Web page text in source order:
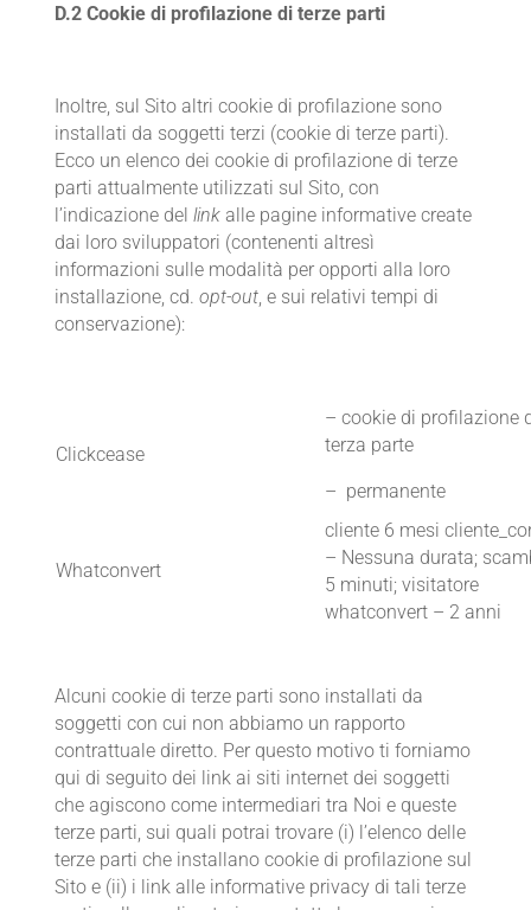
D.2 Cookie di profilazione di terze parti
Inoltre, sul Sito altri cookie di profilazione sono
installati da soggetti terzi (cookie di terze parti).
Ecco un elenco dei cookie di profilazione di terze
parti attualmente utilizzati sul Sito, con
l’indicazione del linkalle pagine informative create
dai loro sviluppatori (contenenti altresì
informazioni sulle modalità per opporti alla loro
installazione, cd. opt-out, e sui relativi tempi di
conservazione):
Clickcease
– cookie di profilazione
terza parte
– permanente
Whatconvert
cliente 6 mesi
– Nessuna durata;
5 minuti; visitatore
whatconvert – 2 anni
Alcuni cookie di terze parti sono installati da
soggetti con cui non abbiamo un rapporto
contrattuale diretto. Per questo motivo ti forniamo
qui di seguito dei link ai siti internet dei soggetti
che agiscono come intermediari tra Noi e queste
terze parti, sui quali potrai trovare (i) l’elenco delle
terze parti che installano cookie di profilazione sul
Sito e (ii) i link alle informative privacy di tali terze